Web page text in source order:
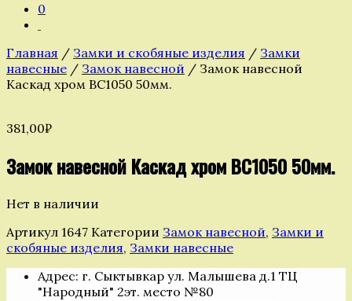
0
Главная / Замки и скобяные изделия / Замки
навесные / Замок навесной / Замок навесной
Каскад хром ВС1050 50мм.
381,00₽
Замок навесной Каскад хром ВС1050 50мм.
Нет в наличии
Артикул 1647 Категории Замок навесной, Замки и
скобяные изделия, Замки навесные
Адрес: г. Сыктывкар ул. Малышева д.1 ТЦ
"Народный" 2эт. место №80